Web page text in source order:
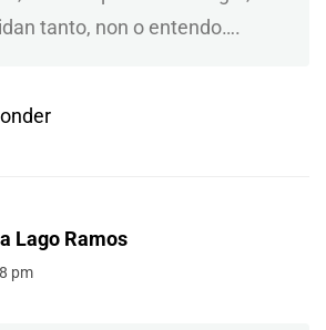
tanto, non o entendo….
Lago Ramos
pm